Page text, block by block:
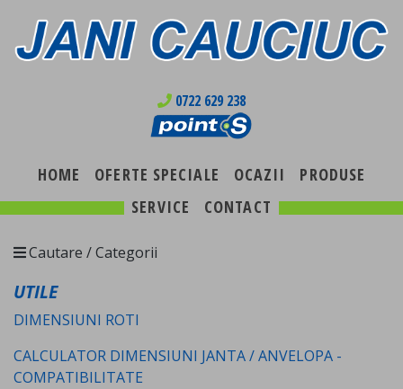
0722 629 238
HOME OFERTE SPECIALE OCAZII
PRODUSE
SERVICE
CONTACT
Cautare / Categorii
UTILE
DIMENSIUNI ROTI
CALCULATOR DIMENSIUNI JANTA / ANVELOPA -
COMPATIBILITATE